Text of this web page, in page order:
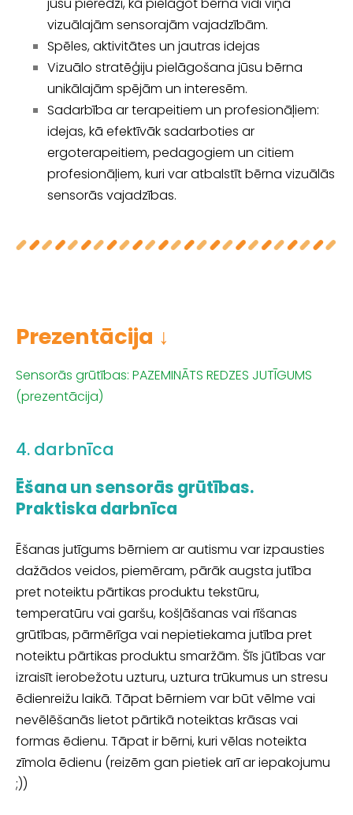
vizuālajām sensorajām vajadzībām.
Spēles, aktivitātes un jautras idejas
Vizuālo stratēģiju pielāgošana jūsu bērna
unikālajām spējām un interesēm.
Sadarbība ar terapeitiem un profesionāļiem:
idejas, kā efektīvāk sadarboties ar
ergoterapeitiem, pedagogiem un citiem
profesionāļiem, kuri var atbalstīt bērna vizuālās
sensorās vajadzības.
Prezentācija ↓
Sensorās grūtības: PAZEMINĀTS REDZES JUTĪGUMS
(prezentācija)
4. darbnīca
Ēšana un sensorās grūtības.
Praktiska darbnīca
Ēšanas jutīgums bērniem ar autismu var izpausties
dažādos veidos, piemēram, pārāk augsta jutība
pret noteiktu pārtikas produktu tekstūru,
temperatūru vai garšu, košļāšanas vai rīšanas
grūtības, pārmērīga vai nepietiekama jutība pret
noteiktu pārtikas produktu smaržām. Šīs jūtības var
izraisīt ierobežotu uzturu, uztura trūkumus un stresu
ēdienreižu laikā. Tāpat bērniem var būt vēlme vai
nevēlēšanās lietot pārtikā noteiktas krāsas vai
formas ēdienu. Tāpat ir bērni, kuri vēlas noteikta
zīmola ēdienu (reizēm gan pietiek arī ar iepakojumu
;))